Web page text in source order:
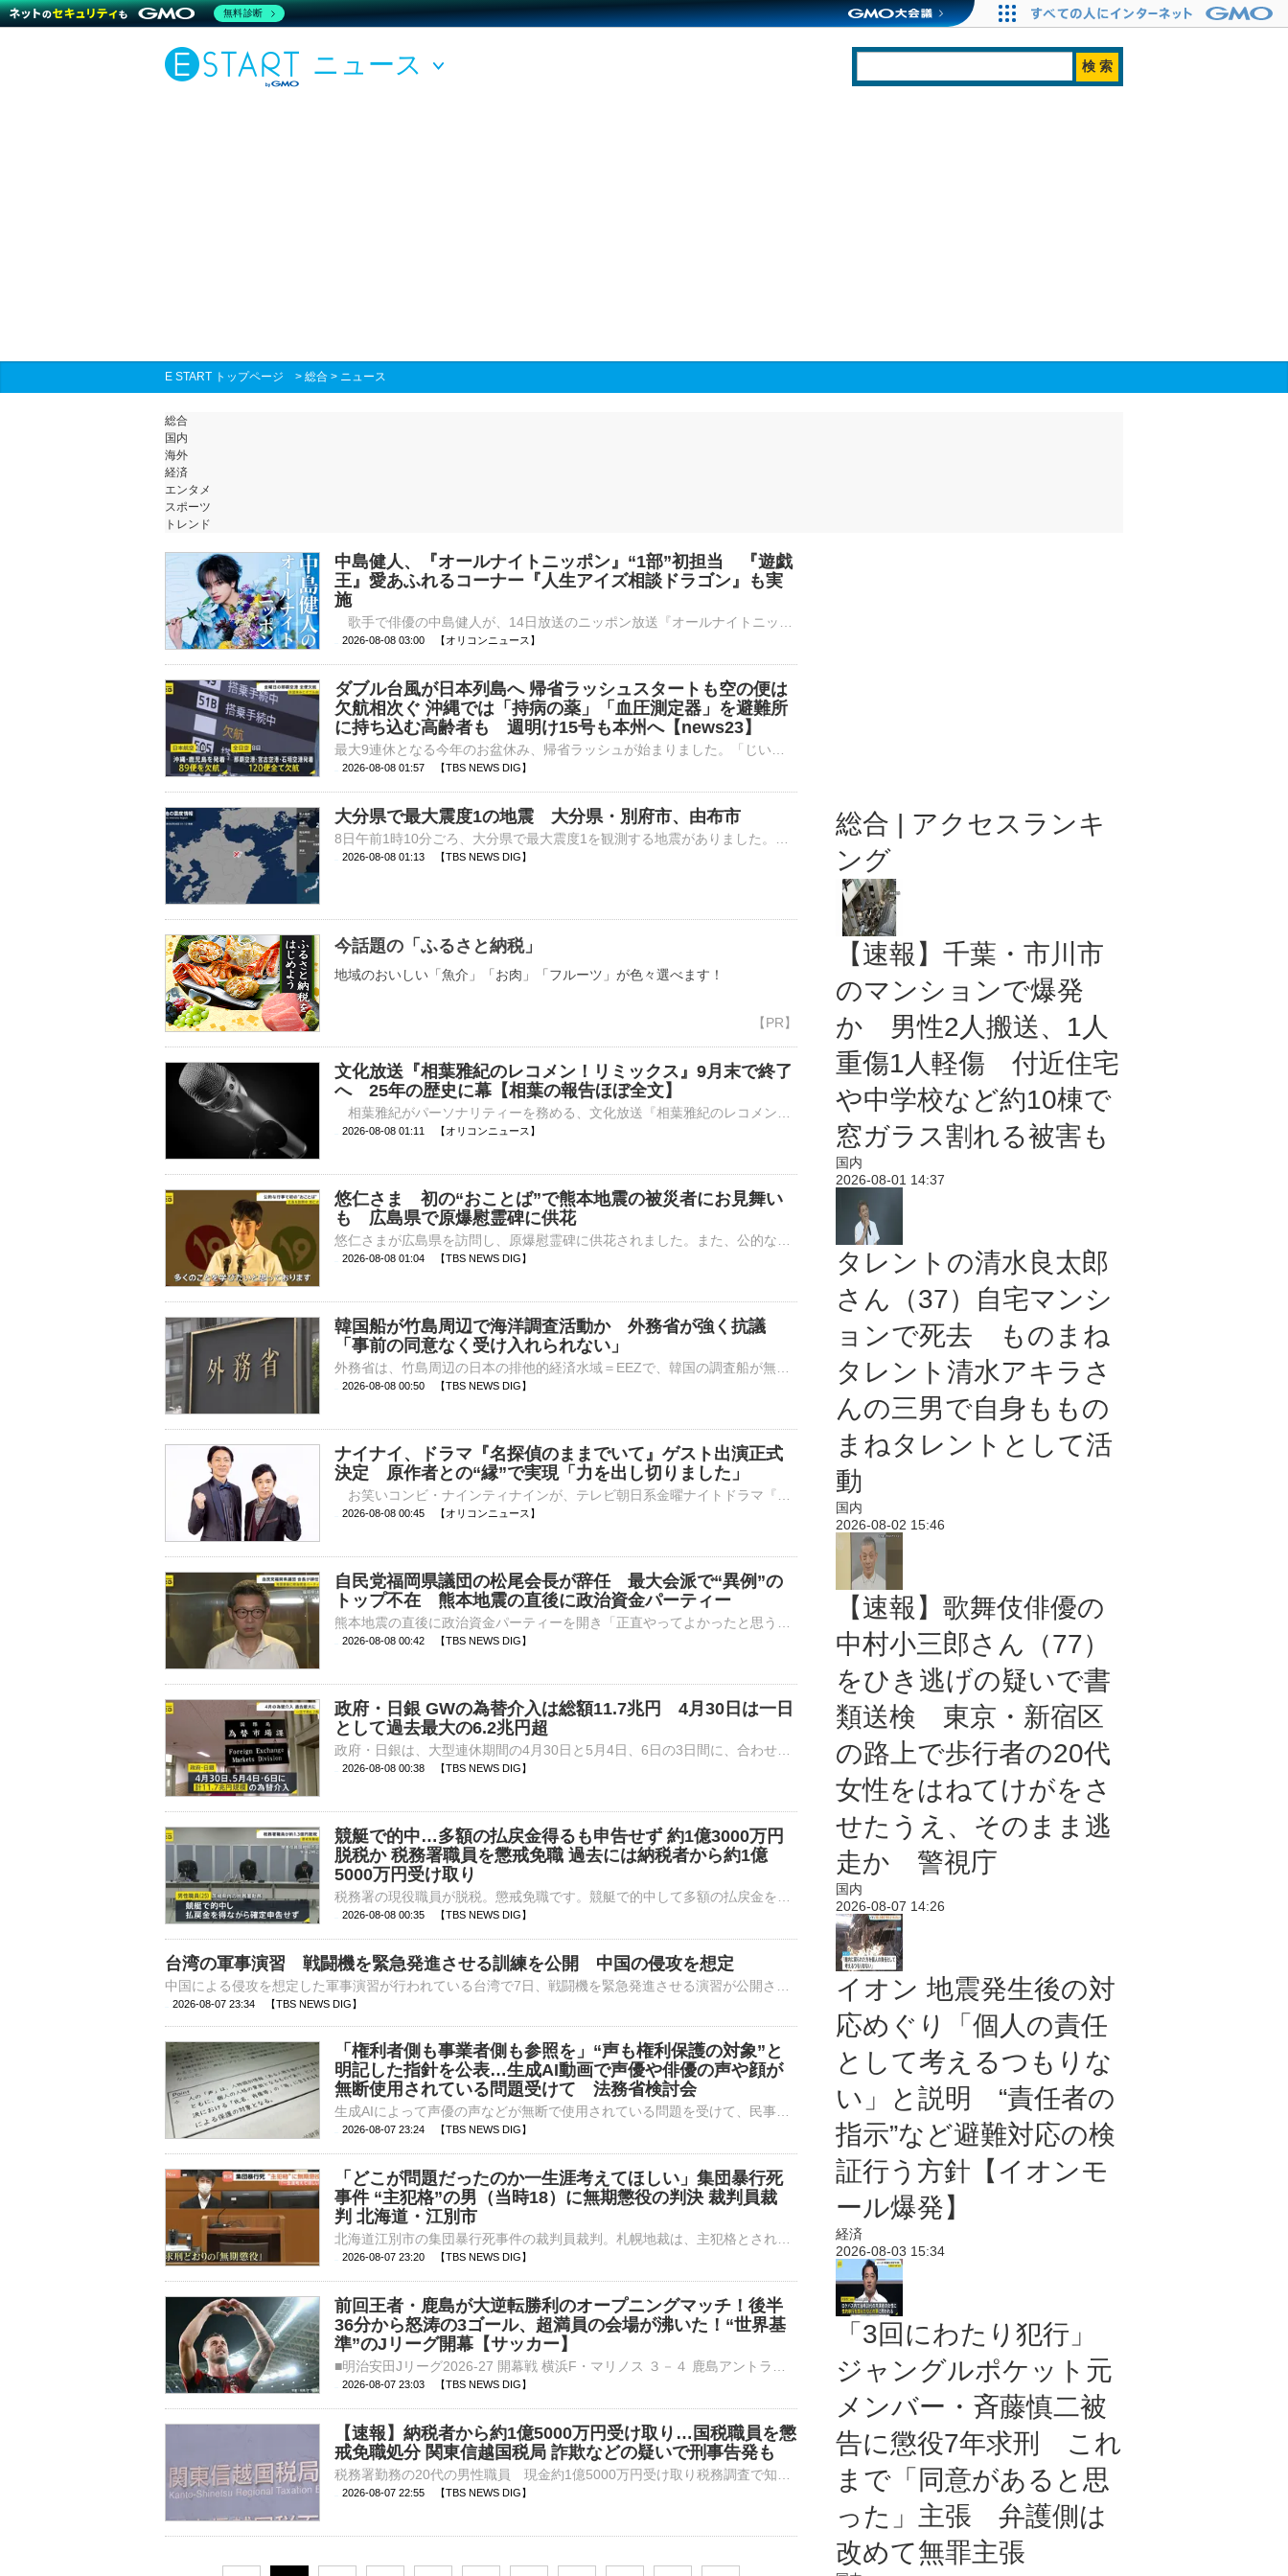
ニュース
E START トップページ > 総合 > ニュース
総合
国内
海外
経済
エンタメ
スポーツ
トレンド
中島健人、『オールナイトニッポン』“1部”初担当 『遊戯
王』愛あふれるコーナー『人生アイズ相談ドラゴン』も実
施
2026-08-08 03:00 【オリコンニュース】
ダブル台風が日本列島へ 帰省ラッシュスタートも空の便は
欠航相次ぐ 沖縄では「持病の薬」「血圧測定器」を避難所
に持ち込む高齢者も 週明け15号も本州へ【news23】
2026-08-08 01:57 【TBS NEWS DIG】
大分県で最大震度1の地震 大分県・別府市、由布市
2026-08-08 01:13 【TBS NEWS DIG】
今話題の「ふるさと納税」
地域のおいしい「魚介」「お肉」「フルーツ」が色々選べます！
文化放送『相葉雅紀のレコメン！リミックス』9月末で終了
へ 25年の歴史に幕【相葉の報告ほぼ全文】
2026-08-08 01:11 【オリコンニュース】
悠仁さま 初の“おことば”で熊本地震の被災者にお見舞い
も 広島県で原爆慰霊碑に供花
2026-08-08 01:04 【TBS NEWS DIG】
韓国船が竹島周辺で海洋調査活動か 外務省が強く抗議
「事前の同意なく受け入れられない」
2026-08-08 00:50 【TBS NEWS DIG】
ナイナイ、ドラマ『名探偵のままでいて』ゲスト出演正式
決定 原作者との“縁”で実現「力を出し切りました」
2026-08-08 00:45 【オリコンニュース】
自民党福岡県議団の松尾会長が辞任 最大会派で“異例”の
トップ不在 熊本地震の直後に政治資金パーティー
2026-08-08 00:42 【TBS NEWS DIG】
政府・日銀 GWの為替介入は総額11.7兆円 4月30日は一日
として過去最大の6.2兆円超
2026-08-08 00:38 【TBS NEWS DIG】
競艇で的中…多額の払戻金得るも申告せず 約1億3000万円
脱税か 税務署職員を懲戒免職 過去には納税者から約1億
5000万円受け取り
2026-08-08 00:35 【TBS NEWS DIG】
台湾の軍事演習 戦闘機を緊急発進させる訓練を公開 中国の侵攻を想定
2026-08-07 23:34 【TBS NEWS DIG】
「権利者側も事業者側も参照を」“声も権利保護の対象”と
明記した指針を公表…生成AI動画で声優や俳優の声や顔が
無断使用されている問題受けて 法務省検討会
2026-08-07 23:24 【TBS NEWS DIG】
「どこが問題だったのか一生涯考えてほしい」集団暴行死
事件 “主犯格”の男（当時18）に無期懲役の判決 裁判員裁
判 北海道・江別市
2026-08-07 23:20 【TBS NEWS DIG】
前回王者・鹿島が大逆転勝利のオープニングマッチ！後半
36分から怒涛の3ゴール、超満員の会場が沸いた！“世界基
準”のJリーグ開幕【サッカー】
2026-08-07 23:03 【TBS NEWS DIG】
【速報】納税者から約1億5000万円受け取り…国税職員を懲
戒免職処分 関東信越国税局 詐欺などの疑いで刑事告発も
2026-08-07 22:55 【TBS NEWS DIG】
総合 | アクセスランキ
ング
【速報】千葉・市川市
のマンションで爆発
か 男性2人搬送、1人
重傷1人軽傷 付近住宅
や中学校など約10棟で
窓ガラス割れる被害も
国内
2026-08-01 14:37
タレントの清水良太郎
さん（37）自宅マンシ
ョンで死去 ものまね
タレント清水アキラさ
んの三男で自身ももの
まねタレントとして活
動
国内
2026-08-02 15:46
【速報】歌舞伎俳優の
中村小三郎さん（77）
をひき逃げの疑いで書
類送検 東京・新宿区
の路上で歩行者の20代
女性をはねてけがをさ
せたうえ、そのまま逃
走か 警視庁
国内
2026-08-07 14:26
イオン 地震発生後の対
応めぐり「個人の責任
として考えるつもりな
い」と説明 “責任者の
指示”など避難対応の検
証行う方針【イオンモ
ール爆発】
経済
2026-08-03 15:34
「3回にわたり犯行」
ジャングルポケット元
メンバー・斉藤慎二被
告に懲役7年求刑 これ
まで「同意があると思
った」主張 弁護側は
改めて無罪主張
無料診断